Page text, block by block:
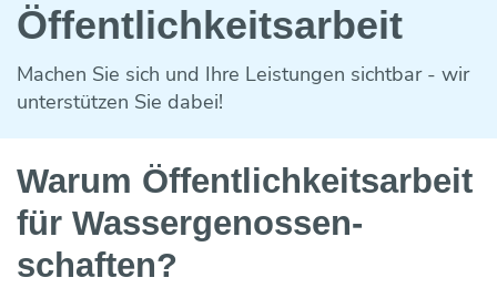
Öffentlich­keits­arbeit
Machen Sie sich und Ihre Leistungen sichtbar - wir
unterstützen Sie dabei!
Warum Öffentlichkeits­arbeit
für Wasser­genossen­
schaften?